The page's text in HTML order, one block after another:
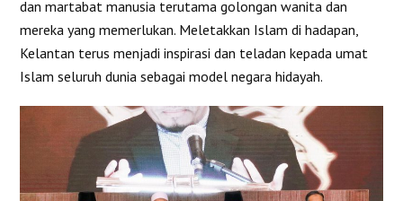
dan martabat manusia terutama golongan wanita dan
mereka yang memerlukan. Meletakkan Islam di hadapan,
Kelantan terus menjadi inspirasi dan teladan kepada umat
Islam seluruh dunia sebagai model negara hidayah.